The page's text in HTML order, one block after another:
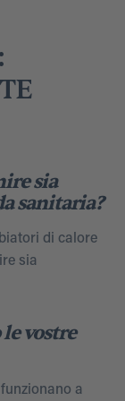
sia
sanitaria?
di calore
sia
vostre
a